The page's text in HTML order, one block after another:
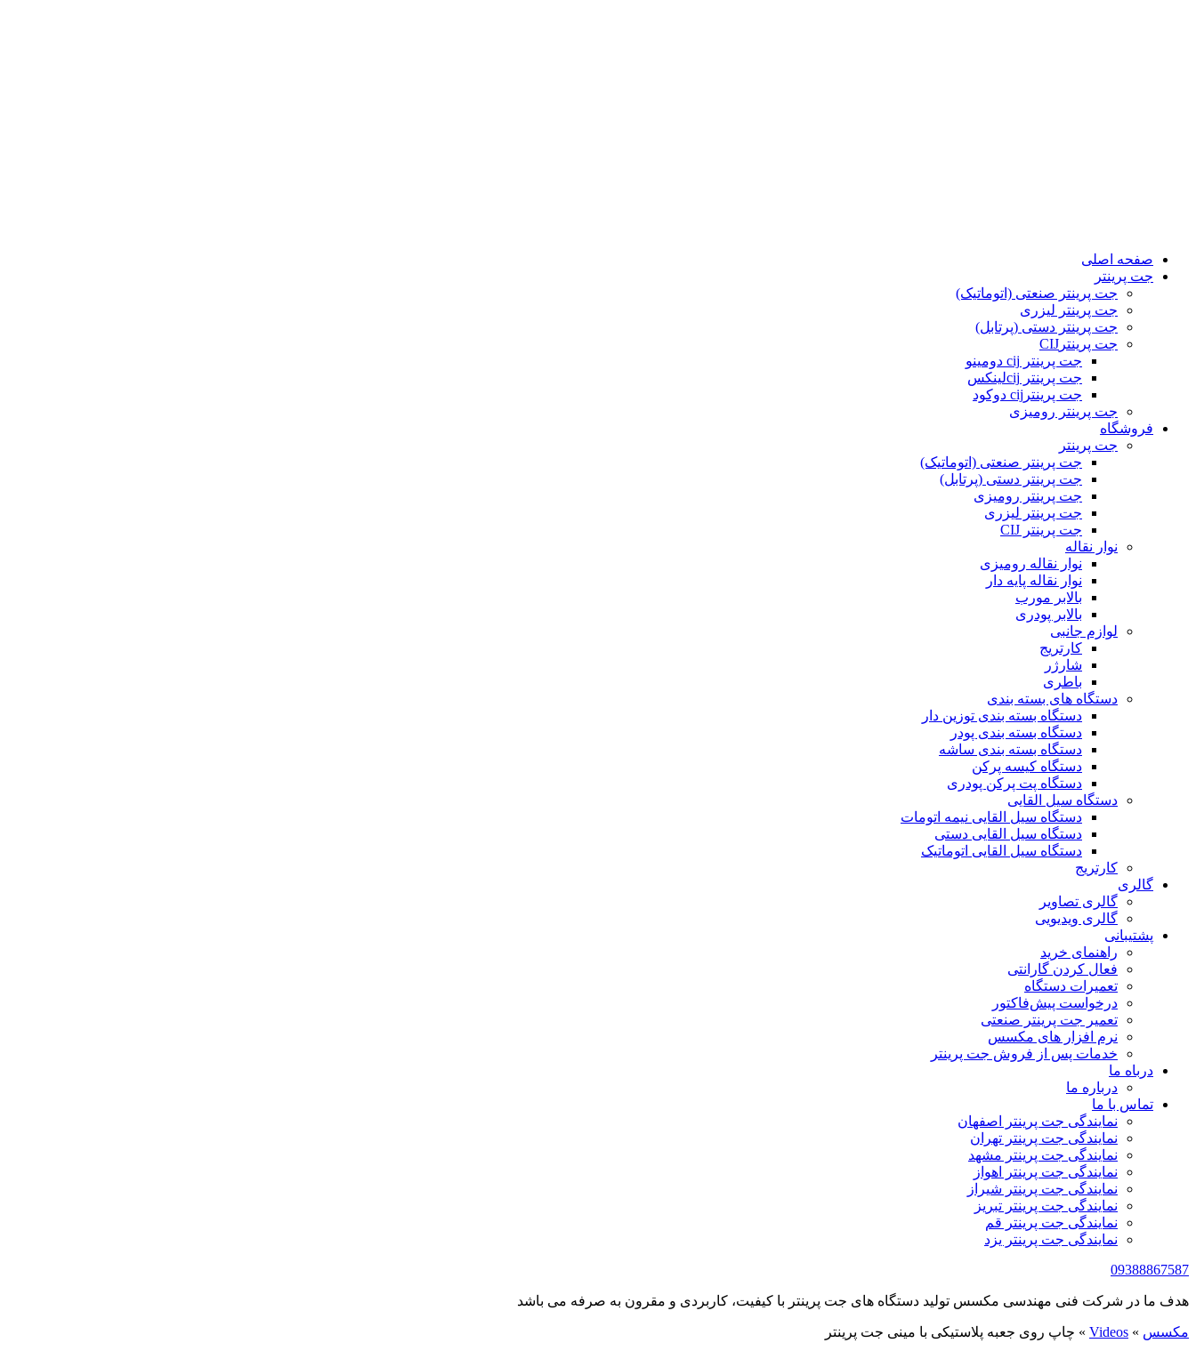
صفحه اصلی
جت پرینتر
جت پرینتر صنعتی (اتوماتیک)
جت پرینتر لیزری
جت پرینتر دستی (پرتابل)
جت پرینترCIJ
جت پرینتر cij دومینو
جت پرینتر cijلینکس
جت پرینترcij دوکود
جت پرینتر رومیزی
فروشگاه
جت پرینتر
جت پرینتر صنعتی (اتوماتیک)
جت پرینتر دستی (پرتابل)
جت پرینتر رومیزی
جت پرینتر لیزری
جت پرینتر CIJ
نوار نقاله
نوار نقاله رومیزی
نوار نقاله پایه دار
بالابر مورب
بالابر پودری
لوازم جانبی
کارتریج
شارژر
باطری
دستگاه های بسته بندی
دستگاه بسته بندی توزین دار
دستگاه بسته بندی پودر
دستگاه بسته بندی ساشه
دستگاه کیسه پرکن
دستگاه پت پرکن پودری
دستگاه سیل القایی
دستگاه سیل القایی نیمه اتومات
دستگاه سیل القایی دستی
دستگاه سیل القایی اتوماتیک
کارتریج
گالری
گالری تصاویر
گالری ویدیویی
پشتیبانی
راهنمای خرید
فعال کردن گارانتی
تعمیرات دستگاه
درخواست پیش‌فاکتور
تعمیر جت پرینتر صنعتی
نرم افزار های مکسس
خدمات پس از فروش جت پرینتر
درباه ما
درباره ما
تماس با ما
نمایندگی جت پرینتر اصفهان
نمایندگی جت پرینتر تهران
نمایندگی جت پرینتر مشهد
نمایندگی جت پرینتر اهواز
نمایندگی جت پرینتر شیراز
نمایندگی جت پرینتر تبریز
نمایندگی جت پرینتر قم
نمایندگی جت پرینتر یزد
09388867587
هدف ما در شرکت فنی مهندسی مکسس تولید دستگاه های جت پرینتر با کیفیت، کاربردی و مقرون به صرفه می باشد
مکسس »
Videos
» چاپ روی جعبه پلاستیکی با مینی جت پرینتر